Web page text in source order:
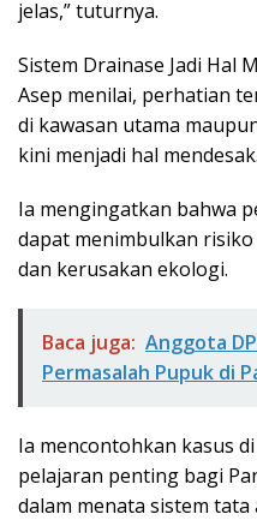
jelas,” tuturnya.
Sistem Drainase Jadi Hal
Asep menilai, perhatian
di kawasan utama
kini menjadi hal mendesak.
Ia mengingatkan bahwa
dapat menimbulkan
dan kerusakan ekologi.
Baca juga: Anggota
Permasalah Pupuk di
Ia mencontohkan kasus
pelajaran penting bagi
dalam menata sistem tata